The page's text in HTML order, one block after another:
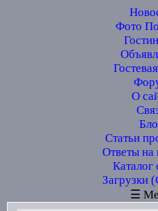
Фото
О
Статьи
Ответы на
Каталог
Загрузки
☰